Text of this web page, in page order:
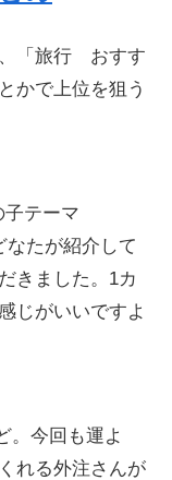
、「旅行 おすす
かで上位を狙う
子テーマ
なたが紹介して
きました。1カ
じがいいですよ
。今回も運よ
れる外注さんが